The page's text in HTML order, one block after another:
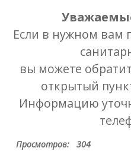
Если в нужном вам
вы можете
открытый
Информацию
Просмотров: 304